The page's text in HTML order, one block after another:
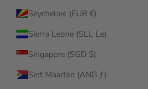
Seychelles (EUR €)
Sierra Leone (SLL Le)
Singapore (SGD $)
Sint Maarten (ANG ƒ)